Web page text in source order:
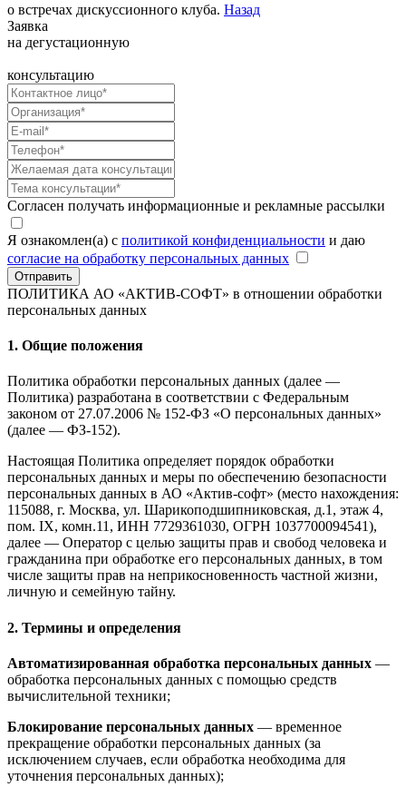
о встречах дискуссионного клуба. Назад
Заявка
на дегустационную
консультацию
Согласен получать информационные и рекламные рассылки
Я ознакомлен(а) с политикой конфиденциальности и даю
согласие на обработку персональных данных
Отправить
ПОЛИТИКА АО «АКТИВ-СОФТ» в отношении обработки
персональных данных
1. Общие положения
Политика обработки персональных данных (далее —
Политика) разработана в соответствии с Федеральным
законом от 27.07.2006 № 152-ФЗ «О персональных данных»
(далее — ФЗ-152).
Настоящая Политика определяет порядок обработки
персональных данных и меры по обеспечению безопасности
персональных данных в АО «Актив-софт» (место нахождения:
115088, г. Москва, ул. Шарикоподшипниковская, д.1, этаж 4,
пом. IX, комн.11, ИНН 7729361030, ОГРН 1037700094541),
далее — Оператор с целью защиты прав и свобод человека и
гражданина при обработке его персональных данных, в том
числе защиты прав на неприкосновенность частной жизни,
личную и семейную тайну.
2. Термины и определения
Автоматизированная обработка персональных данных —
обработка персональных данных с помощью средств
вычислительной техники;
Блокирование персональных данных — временное
прекращение обработки персональных данных (за
исключением случаев, если обработка необходима для
уточнения персональных данных);